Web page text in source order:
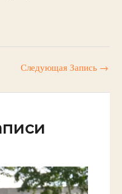
Следующая Запись →